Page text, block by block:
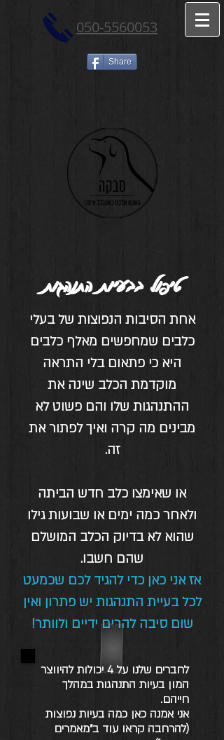
050-5560053
Share
טיפול בבעיות התנהגות
אחת הסיבות הנפוצות של בעלי
כלבים שמחפשים מאלף כלבים
היא כי פתאום בלי התראה
מוקדמת הכלב שינה את
ההתנהגות שלו והם פשוט לא
מבינים מה קרה ואיך לפתור את
זה.
או שאימצו כלב חדש הביתה
ולאחר כמה ימים או שבועות גילו
שהוא לא בדיוק הכלב המושלם
שהם חשבו.
אז אני כאן כדי להגיד לכם שכמעט
לכל בעיית התנהגות יש פתרון ואין
שום סיבה להרים ידיים ולוותר!
לחברים שלנו על 4 יכולות להיווצר
המון בעיות התנהגות במהלך
חייהם.
אני אמנה כאן כמה בעיות נפוצות
(להרחבה קראו עוד ב"מאמרים